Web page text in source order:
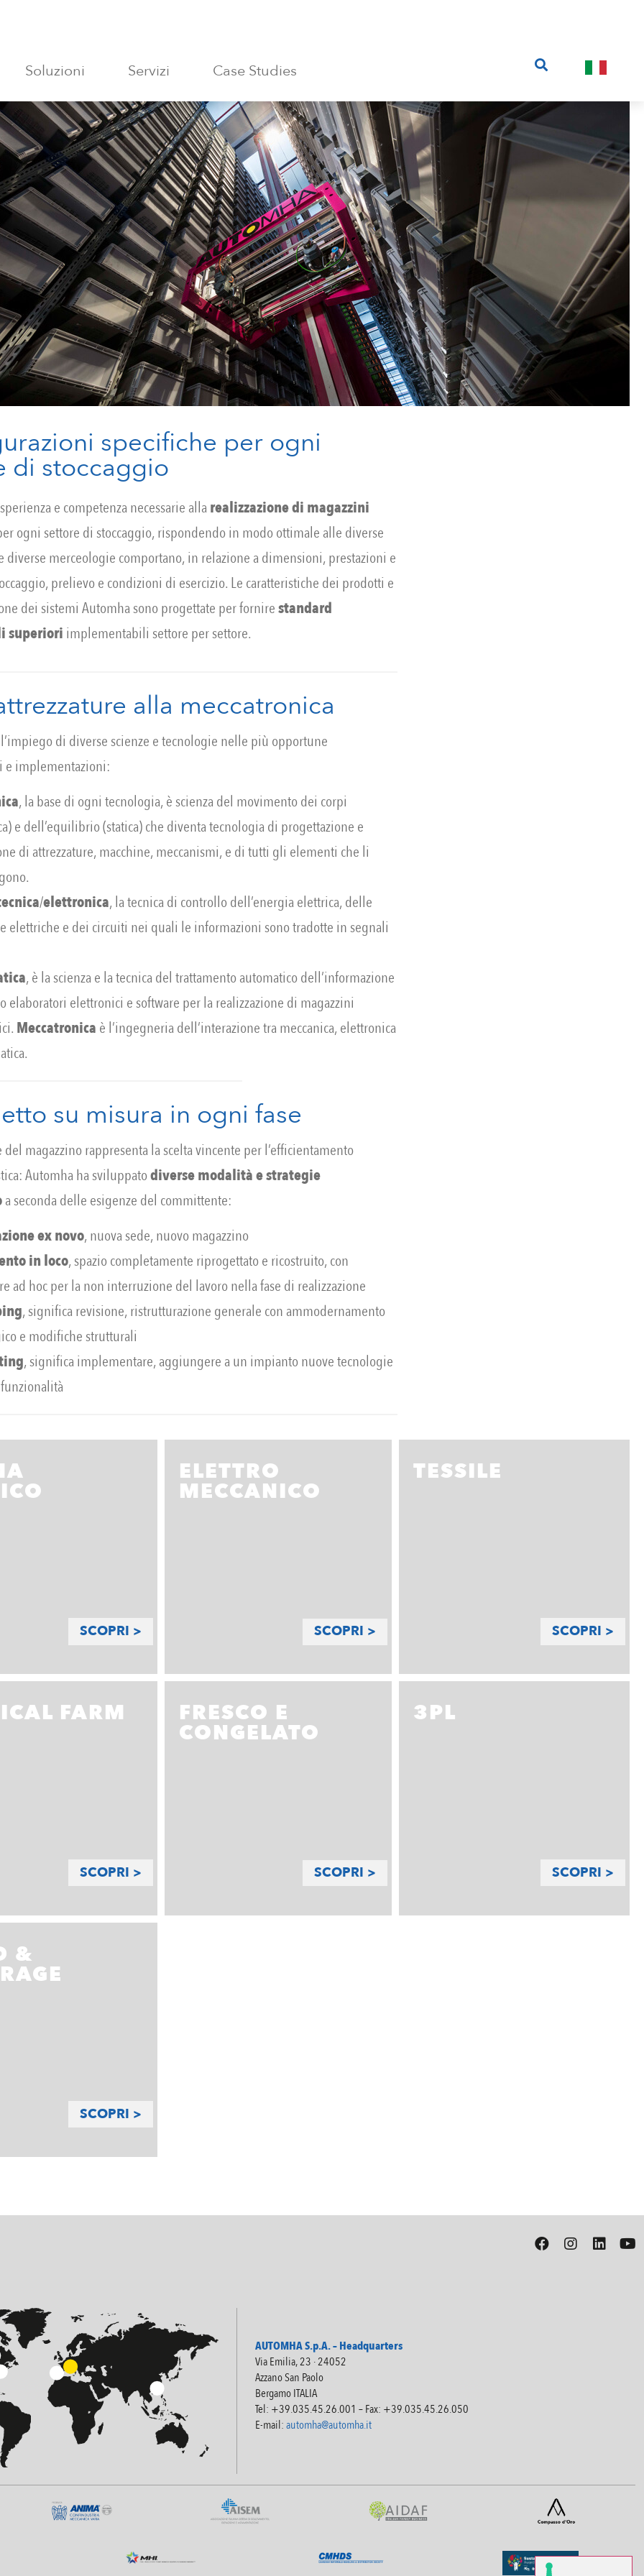
Soluzioni Servizi Case Studies
specifiche per ogni
di stoccaggio
e competenza necessarie alla realizzazione di magazzini
ogni settore di stoccaggio, rispondendo in modo ottimale alle diverse
diverse merceologie comportano, in relazione a dimensioni, prestazioni e
prelievo e condizioni di esercizio. Le caratteristiche dei prodotti e
dei sistemi Automha sono progettate per fornirestandard
superiori implementabili settore per settore.
alla meccatronica
di diverse scienze e tecnologie nelle più opportune
e implementazioni:
, la base di ogni tecnologia, è scienza del movimento dei corpi
e dell’equilibrio (statica) che diventa tecnologia di progettazione e
di attrezzature, macchine, meccanismi, e di tutti gli elementi che li
/elettronica, la tecnica di controllo dell’energia elettrica, delle
elettriche e dei circuiti nei quali le informazioni sono tradotte in segnali
, è la scienza e la tecnica del trattamento automatico dell’informazione
elaboratori elettronici e software per la realizzazione di magazzini
Meccatronica è l’ingegneria dell’interazione tra meccanica, elettronica
su misura in ogni fase
del magazzino rappresenta la scelta vincente per l’efficientamento
Automha ha sviluppatodiverse modalità e strategie
a seconda delle esigenze del committente:
exnovo, nuova sede, nuovo magazzino
in loco, spazio completamente riprogettato e ricostruito, con
ad hoc per la non interruzione del lavoro nella fase di realizzazione
, significa revisione, ristrutturazione generale con ammodernamento
e modifiche strutturali
, significa implementare, aggiungere a un impianto nuove tecnologie
SCOPRI >
ELETTRO
MECCANICO
SCOPRI >
TESSILE
SCOPRI >
FARM
SCOPRI >
FRESCO E
CONGELATO
SCOPRI >
3PL
SCOPRI >
&
SCOPRI >
AUTOMHA S.p.A. – Headquarters
Via Emilia, 23 · 24052
Azzano San Paolo
Bergamo ITALIA
Tel: +39.035.45.26.001 – Fax: +39.035.45.26.050
E-mail:automha@automha.it